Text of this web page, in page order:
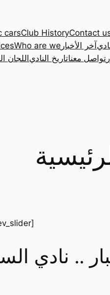
carsClub HistoryContact
Who are we آخر الأخبار
اللجان تاريخ الناديتواصل معنا
.. نادي